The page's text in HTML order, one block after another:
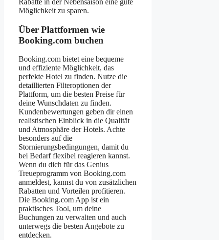
Möglichkeit zu sparen.
Über Plattformen wie
Booking.com buchen
Booking.com bietet eine bequeme
und effiziente Möglichkeit, das
perfekte Hotel zu finden. Nutze die
detaillierten Filteroptionen der
Plattform, um die besten Preise für
deine Wunschdaten zu finden.
Kundenbewertungen geben dir einen
realistischen Einblick in die Qualität
und Atmosphäre der Hotels. Achte
besonders auf die
Stornierungsbedingungen, damit du
bei Bedarf flexibel reagieren kannst.
Wenn du dich für das Genius
Treueprogramm von Booking.com
anmeldest, kannst du von zusätzlichen
Rabatten und Vorteilen profitieren.
Die Booking.com App ist ein
praktisches Tool, um deine
Buchungen zu verwalten und auch
unterwegs die besten Angebote zu
entdecken.